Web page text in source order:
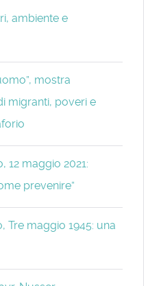
ambiente e
mostra
migranti, poveri e
12 maggio 2021:
prevenire”
Tre maggio 1945: una